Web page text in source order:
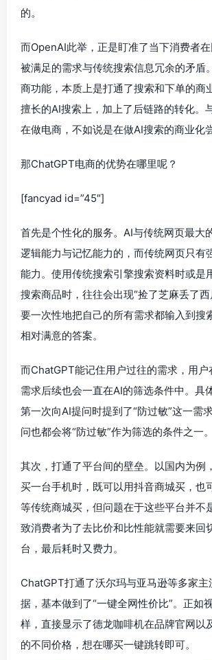
的。
而OpenAI此举，正是盯准了当下消费者
被满足的需求与传统搜索信息冗余的矛盾
商功能，本质上是打通了搜索和下单的商
擅长的AI搜索上，加上了后链路的转化。
在做电商，不如说是在做AI搜索的商业化尝
那ChatGPT电商的优势在哪里呢？
[fancyad id=”45″]
首先是个性化的服务。AI与传统网页最大
逻辑能力与记忆能力的，而传统网页只有
能力。使用传统搜索引擎搜索资料时或是
搜索商品时，往往会出现“捡了芝麻丢了
要一次性地把自己的所有需求都输入到搜
相对满意的答案。
而ChatGPT能记住用户过往的需求，用户
需求后续也会一直在AI的筛选条件中。具
第一次向AI提问时提到了“防过敏”这一需
问也都会将“防过敏”作为筛选的条件之一。
其次，打通了平台间的壁垒。以国内为例
买一台手机时，既可以用抖音商城买，也
等传统商城买，但问题在于这些平台并不
致消费者为了去比价和比性能就需要来回
台，最后耗时又费力。
ChatGPT打通了沃尔玛与亚马逊等多家主
据，基本做到了“一键全网性价比”。正如
样，直接显示了德龙咖啡机在品牌官网以
的不同价格，想在哪买一键跳转即可。